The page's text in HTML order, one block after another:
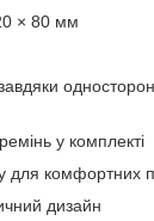
× 80 мм
у комплекті
для комфортних
дизайн